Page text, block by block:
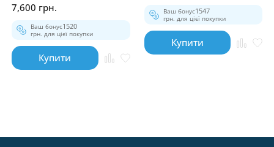
7,600 грн.
Ваш бонус1520
грн. для цієї покупки
Купити
Ваш бонус1547
грн. для цієї покупки
Купити